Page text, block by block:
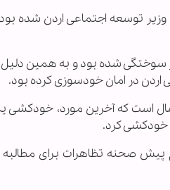
وزیر توسعه اجتماعی اردن
جوان اردنی دچار سوختگی شده بود و به
در امان خودسوزی کرده بود.
پیش صحنه تظاهرات برای